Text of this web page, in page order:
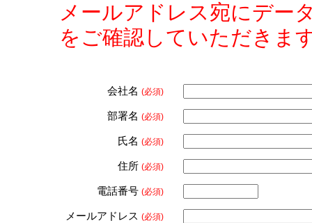
メールアドレス宛にデー
をご確認していただきま
会社名 (必須)
部署名 (必須)
氏名 (必須)
住所 (必須)
電話番号 (必須)
メールアドレス (必須)